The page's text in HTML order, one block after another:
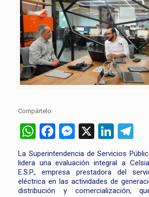
Compártelo:
WhatsApp
Facebook
Messenger
X
La Superintendencia de Servicios
lidera una evaluación integral a
E.S.P., empresa prestadora del
eléctrica en las actividades de
distribución y comercialización,